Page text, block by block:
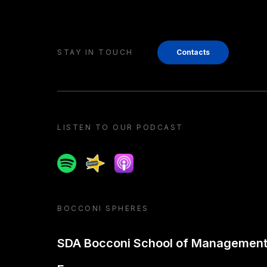
STAY IN TOUCH Contacts
LISTEN TO OUR PODCAST
SpotifySpreakerApple podcast
BOCCONI SPHERES
SDA Bocconi School of Management